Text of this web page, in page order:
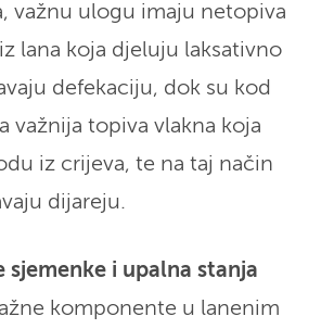
važnu ulogu imaju netopiva
lana koja djeluju laksativno
defekaciju, dok su kod
važnija topiva vlakna koja
iz crijeva, te na taj način
dijareju.
sjemenke i upalna stanja
komponente u lanenim